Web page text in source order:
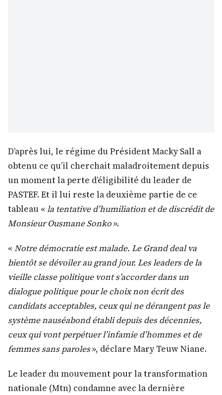
D’après lui, le régime du Président Macky Sall a
obtenu ce qu’il cherchait maladroitement depuis
un moment la perte d’éligibilité du leader de
PASTEF. Et il lui reste la deuxième partie de ce
tableau «la tentative d’humiliation et de discrédit de
Monsieur Ousmane Sonko».
«Notre démocratie est malade. Le Grand deal va
bientôt se dévoiler au grand jour. Les leaders de la
vieille classe politique vont s’accorder dans un
dialogue politique pour le choix non écrit des
candidats acceptables, ceux qui ne dérangent pas le
système nauséabond établi depuis des décennies,
ceux qui vont perpétuer l’infamie d’hommes et de
femmes sans paroles», déclare Mary Teuw Niane.
Le leader du mouvement pour la transformation
nationale (Mtn) condamne avec la dernière